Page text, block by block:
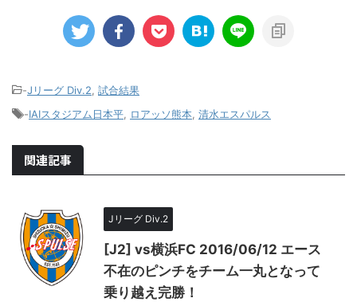
-Jリーグ Div.2 試合結果
-IAIスタジアム日本平 ロアッソ熊本 清水エスパルス
関連記事
Jリーグ Div.2
[J2] vs横浜FC 2016/06/12 エース
不在のピンチをチーム一丸となって
乗り越え完勝！